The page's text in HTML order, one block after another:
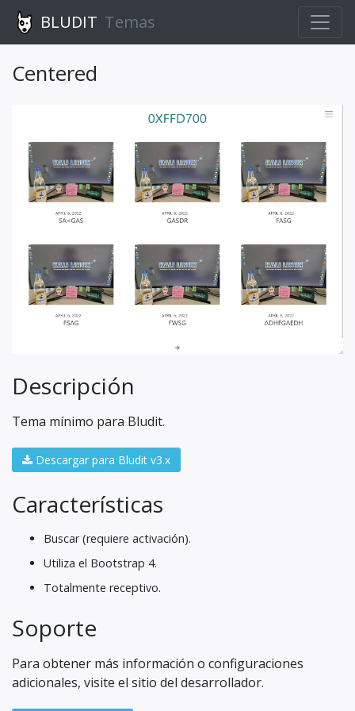
BLUDIT Temas
Centered
Descripción
Tema mínimo para Bludit.
Descargar para Bludit v3.x
Características
Buscar (requiere activación).
Utiliza el Bootstrap 4.
Totalmente receptivo.
Soporte
Para obtener más información o configuraciones
adicionales, visite el sitio del desarrollador.